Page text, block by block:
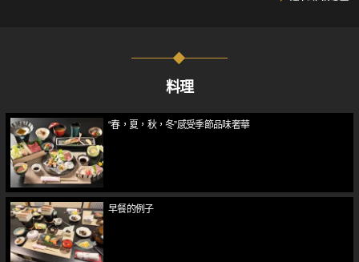
料理
“春，夏，秋，冬”感受季節品味奢華
早餐的例子